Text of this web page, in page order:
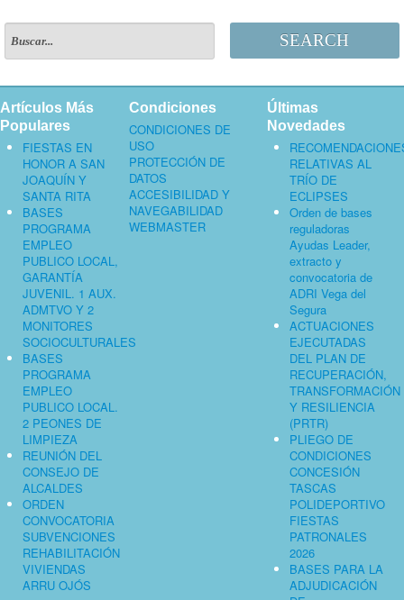
SEARCH
Artículos Más
Populares
FIESTAS EN
HONOR A SAN
JOAQUÍN Y
SANTA RITA
BASES
PROGRAMA
EMPLEO
PUBLICO LOCAL,
GARANTÍA
JUVENIL. 1 AUX.
ADMTVO Y 2
MONITORES
SOCIOCULTURALES
BASES
PROGRAMA
EMPLEO
PUBLICO LOCAL.
2 PEONES DE
LIMPIEZA
REUNIÓN DEL
CONSEJO DE
ALCALDES
ORDEN
CONVOCATORIA
SUBVENCIONES
REHABILITACIÓN
VIVIENDAS
ARRU OJÓS
Condiciones
CONDICIONES DE
USO
PROTECCIÓN DE
DATOS
ACCESIBILIDAD Y
NAVEGABILIDAD
WEBMASTER
Últimas
Novedades
RELATIVAS AL
TRÍO DE
ECLIPSES
Orden de bases
reguladoras
Ayudas Leader,
extracto y
convocatoria de
ADRI Vega del
Segura
ACTUACIONES
EJECUTADAS
DEL PLAN DE
RECUPERACIÓN,
TRANSFORMACIÓN
Y RESILIENCIA
(PRTR)
PLIEGO DE
CONDICIONES
CONCESIÓN
TASCAS
POLIDEPORTIVO
FIESTAS
PATRONALES
2026
BASES PARA LA
ADJUDICACIÓN